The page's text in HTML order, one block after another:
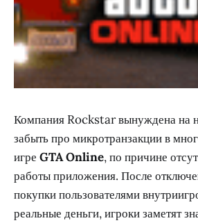
Компания Rockstar вынуждена на
забыть про микротранзакции в
игре GTA Online, по причине
работы приложения. После
покупки пользователями
реальные деньги, игроки заметят